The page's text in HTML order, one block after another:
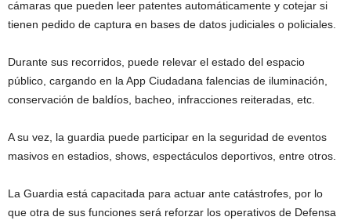
cámaras que pueden leer patentes automáticamente y cotejar si
tienen pedido de captura en bases de datos judiciales o policiales.
Durante sus recorridos, puede relevar el estado del espacio
público, cargando en la App Ciudadana falencias de iluminación,
conservación de baldíos, bacheo, infracciones reiteradas, etc.
A su vez, la guardia puede participar en la seguridad de eventos
masivos en estadios, shows, espectáculos deportivos, entre otros.
La Guardia está capacitada para actuar ante catástrofes, por lo
que otra de sus funciones será reforzar los operativos de Defensa